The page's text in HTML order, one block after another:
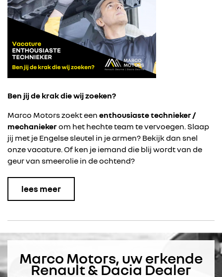
Ben jij de krak die wij zoeken?
Marco Motors zoekt een enthousiaste technieker /
mechaniekerom het hechte team te vervoegen. Slaap
jij met je Engelse sleutel in je armen? Bekijk dan snel
onze vacature. Of ken je iemand die blij wordt van de
geur van smeerolie in de ochtend?
lees meer
Marco Motors, uw erkende
Renault & Dacia Dealer